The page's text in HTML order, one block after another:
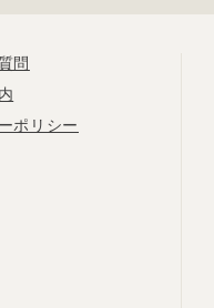
問
ポリシー